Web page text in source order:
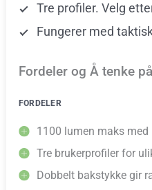
Tre profiler. Velg
Fungerer med
Fordeler og Å tenke på
FORDELER
1100 lumen maks
Tre brukerprofiler for
Dobbelt bakstykke gir